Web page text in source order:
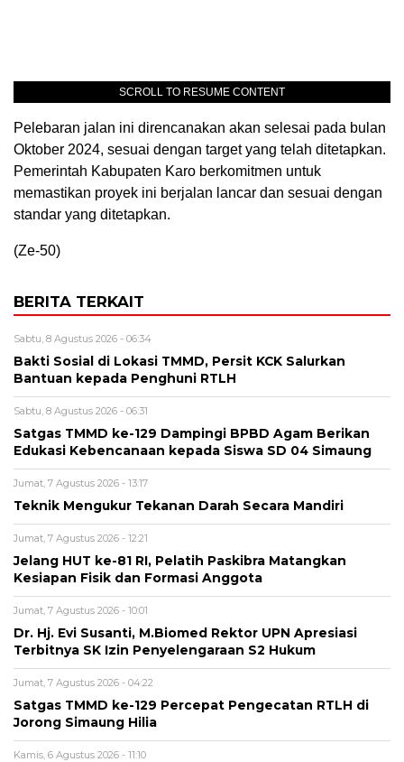
SCROLL TO RESUME CONTENT
Pelebaran jalan ini direncanakan akan selesai pada bulan
Oktober 2024, sesuai dengan target yang telah ditetapkan.
Pemerintah Kabupaten Karo berkomitmen untuk
memastikan proyek ini berjalan lancar dan sesuai dengan
standar yang ditetapkan.
(Ze-50)
BERITA TERKAIT
Sabtu, 8 Agustus 2026 - 06:34
Bakti Sosial di Lokasi TMMD, Persit KCK Salurkan
Bantuan kepada Penghuni RTLH
Sabtu, 8 Agustus 2026 - 06:31
Satgas TMMD ke-129 Dampingi BPBD Agam Berikan
Edukasi Kebencanaan kepada Siswa SD 04 Simaung
Jumat, 7 Agustus 2026 - 13:17
Teknik Mengukur Tekanan Darah Secara Mandiri
Jumat, 7 Agustus 2026 - 12:21
Jelang HUT ke-81 RI, Pelatih Paskibra Matangkan
Kesiapan Fisik dan Formasi Anggota
Jumat, 7 Agustus 2026 - 10:01
Dr. Hj. Evi Susanti, M.Biomed Rektor UPN Apresiasi
Terbitnya SK Izin Penyelengaraan S2 Hukum
Jumat, 7 Agustus 2026 - 04:22
Satgas TMMD ke-129 Percepat Pengecatan RTLH di
Jorong Simaung Hilia
Kamis, 6 Agustus 2026 - 11:10